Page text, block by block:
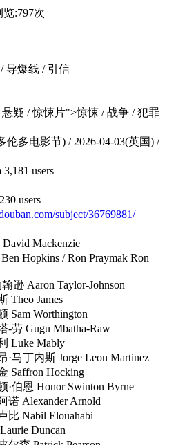
览:797次
爆线 / 引信
/ 惊悚片">惊悚 / 战争 / 犯罪
多电影节) / 2026-04-03(英国) /
users
users
subject/36769881/
Mackenzie
/ Ron Praymak Ron
Aaron Taylor-Johnson
James
Worthington
Mbatha-Raw
Mably
Jorge Leon Martinez
Hocking
Swinton Byrne
Arnold
Elouahabi
Duncan